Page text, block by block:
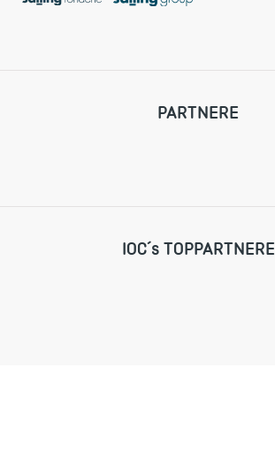
PARTNERE
IOC´s TOPPARTNERE